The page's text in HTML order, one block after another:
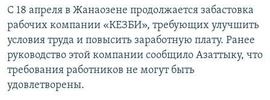
С 18 апреля в Жанаозене продолжается забастовка
рабочих компании «КЕЗБИ», требующих улучшить
условия труда и повысить заработную плату. Ранее
руководство этой компании сообщило Азаттыку, что
требования работников не могут быть
удовлетворены.